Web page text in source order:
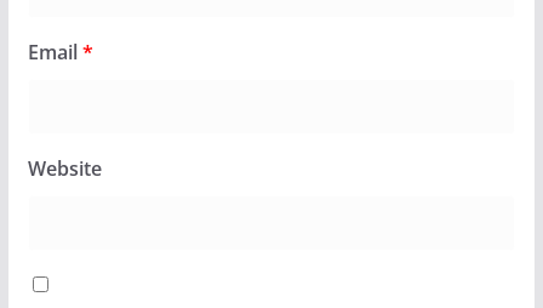
Email*
Website